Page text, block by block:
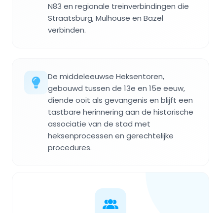
N83 en regionale treinverbindingen die
Straatsburg, Mulhouse en Bazel
verbinden.
De middeleeuwse Heksentoren,
gebouwd tussen de 13e en 15e eeuw,
diende ooit als gevangenis en blijft een
tastbare herinnering aan de historische
associatie van de stad met
heksenprocessen en gerechtelijke
procedures.